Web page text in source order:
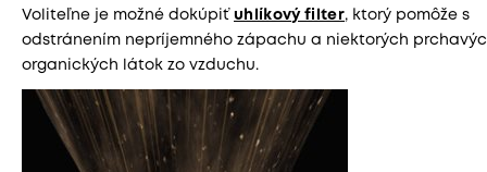
Voliteľne je možné dokúpiť uhlíkový filter, ktorý pomôže s
odstránením nepríjemného zápachu a niektorých
organických látok zo vzduchu.